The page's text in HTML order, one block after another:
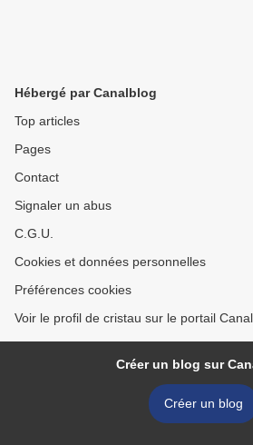
Hébergé par Canalblog
Top articles
Pages
Contact
Signaler un abus
C.G.U.
Cookies et données personnelles
Préférences cookies
Voir le profil de cristau sur le portail
Créer un blog sur
Créer un blog